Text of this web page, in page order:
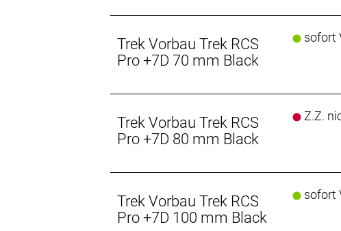
Trek Vorbau Trek RCS
Pro +7D 70 mm Black
sofort
Trek Vorbau Trek RCS
Pro +7D 80 mm Black
Z.Z.
Trek Vorbau Trek RCS
Pro +7D 100 mm Black
sofort